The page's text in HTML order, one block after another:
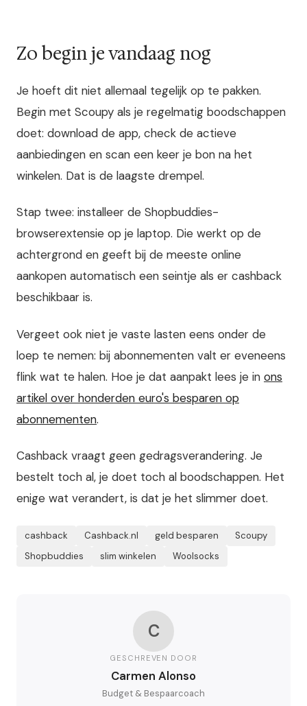
Zo begin je vandaag nog
Je hoeft dit niet allemaal tegelijk op te pakken.
Begin met Scoupy als je regelmatig boodschappen
doet: download de app, check de actieve
aanbiedingen en scan een keer je bon na het
winkelen. Dat is de laagste drempel.
Stap twee: installeer de Shopbuddies-
browserextensie op je laptop. Die werkt op de
achtergrond en geeft bij de meeste online
aankopen automatisch een seintje als er cashback
beschikbaar is.
Vergeet ook niet je vaste lasten eens onder de
loep te nemen: bij abonnementen valt er eveneens
flink wat te halen. Hoe je dat aanpakt lees je in ons
artikel over honderden euro's besparen op
abonnementen.
Cashback vraagt geen gedragsverandering. Je
bestelt toch al, je doet toch al boodschappen. Het
enige wat verandert, is dat je het slimmer doet.
cashback Cashback.nl geld besparen
Scoupy
Shopbuddies
slim winkelen Woolsocks
C
GESCHREVEN DOOR
Carmen Alonso
Budget & Bespaarcoach